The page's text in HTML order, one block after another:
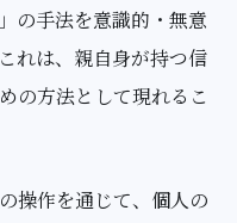
の手法を意識的・無意
れは、親自身が持つ信
の方法として現れるこ
操作を通じて、個人の